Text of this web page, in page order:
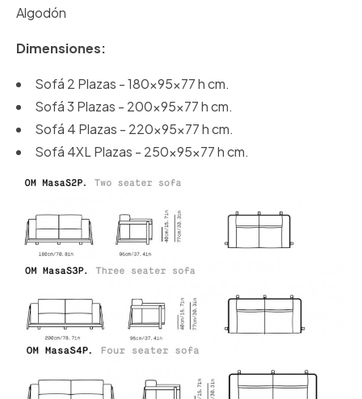
Algodón
Dimensiones:
Sofá 2 Plazas - 180x95x77 h cm.
Sofá 3 Plazas - 200x95x77 h cm.
Sofá 4 Plazas - 220x95x77 h cm.
Sofá 4XL Plazas - 250x95x77 h cm.